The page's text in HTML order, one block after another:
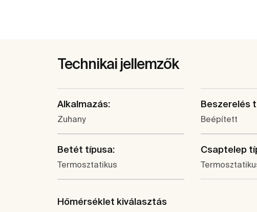
Technikai jellemzők
Alkalmazás:
Zuhany
Beszerelés
Beépített
Betét típusa:
Termosztatikus
Csaptelep
Hőmérséklet kiválasztás